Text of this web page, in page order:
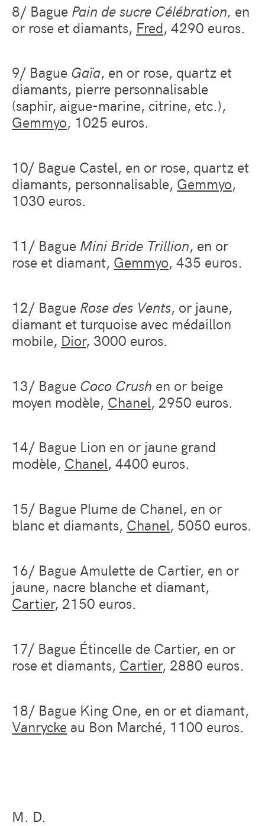
8/ Bague Pain de sucre Célébration, en
or rose et diamants, Fred, 4290 euros.
9/ Bague Gaïa, en or rose, quartz et
diamants, pierre personnalisable
(saphir, aigue-marine, citrine, etc.),
Gemmyo, 1025 euros.
10/ Bague Castel, en or rose, quartz et
diamants, personnalisable, Gemmyo,
1030 euros.
11/ Bague Mini Bride Trillion, en or
rose et diamant, Gemmyo, 435 euros.
12/ Bague Rose des Vents, or jaune,
diamant et turquoise avec médaillon
mobile, Dior, 3000 euros.
13/ Bague Coco Crush en or beige
moyen modèle, Chanel, 2950 euros.
14/ Bague Lion en or jaune grand
modèle, Chanel, 4400 euros.
15/ Bague Plume de Chanel, en or
blanc et diamants, Chanel, 5050 euros.
16/ Bague Amulette de Cartier, en or
jaune, nacre blanche et diamant,
Cartier, 2150 euros.
17/ Bague Étincelle de Cartier, en or
rose et diamants, Cartier, 2880 euros.
18/ Bague King One, en or et diamant,
Vanrycke au Bon Marché, 1100 euros.
M. D.